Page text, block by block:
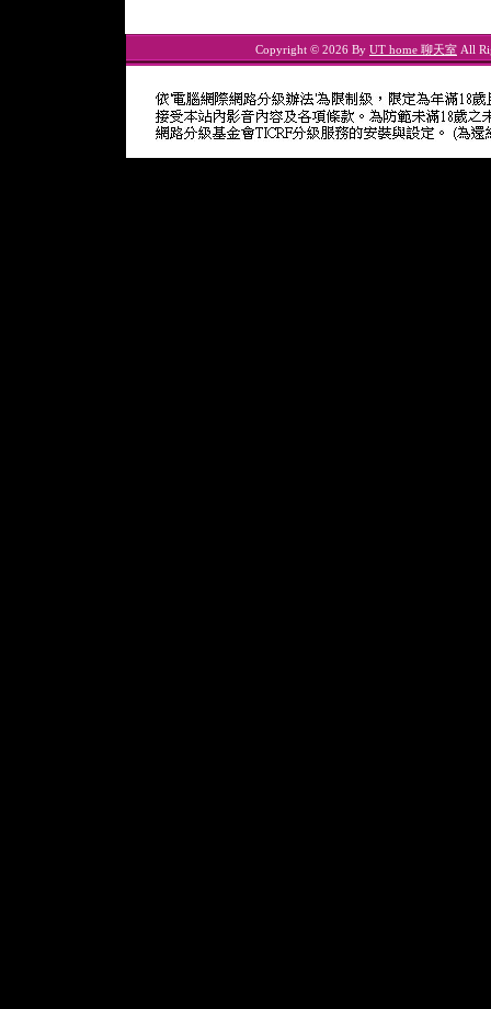
Copyright © 2026 By UT home 聊天室 All